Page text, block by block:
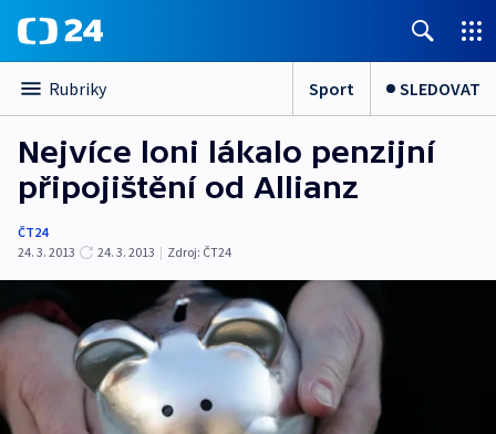
Rubriky Sport SLEDOVAT
Nejvíce loni lákalo penzijní
připojištění od Allianz
ČT24
24. 3. 2013
24. 3. 2013 | Zdroj: ČT24